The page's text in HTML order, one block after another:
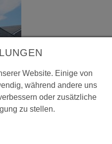
Website. Einige von
während andere uns
oder zusätzliche
zu stellen.